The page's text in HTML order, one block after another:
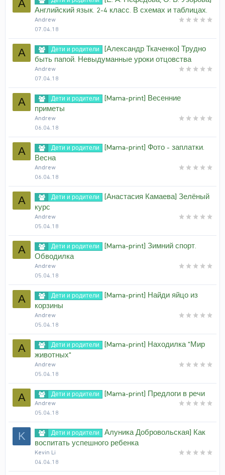
A
Английский язык. 2-4 класс. В схемах и таблицах.
Andrew
07.04.18
A Дети и родители
[Александр Ткаченко] Трудно
быть папой. Невыдуманные уроки отцовства
Andrew
07.04.18
A Дети и родители
[Mama-print] Весенние
приметы
Andrew
06.04.18
A Дети и родители
[Mama-print] Фото - заплатки.
Весна
Andrew
06.04.18
A Дети и родители
[Анастасия Камаева] Зелёный
курс
Andrew
05.04.18
A Дети и родители
[Mama-print] Зимний спорт.
Обводилка
Andrew
05.04.18
A Дети и родители
[Mama-print] Найди яйцо из
корзины
Andrew
05.04.18
A Дети и родители
[Mama-print] Находилка "Мир
животных"
Andrew
05.04.18
A Дети и родители [Mama-print] Предлоги в речи
Andrew
05.04.18
K Дети и родители
Алуника Добровольская] Как
воспитать успешного ребенка
Kevin Li
04.04.18